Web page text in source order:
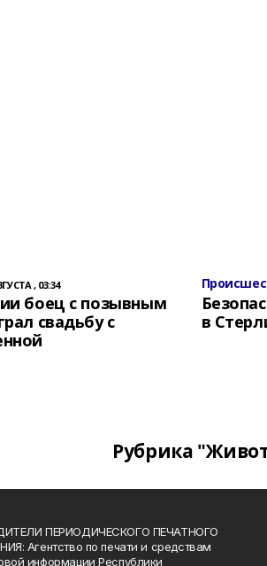
, 03:34
боец с позывным
свадьбу с
в
Рубрика
ПЕРИОДИЧЕСКОГО ПЕЧАТНОГО
Агентство по печати и средствам
информации Республики